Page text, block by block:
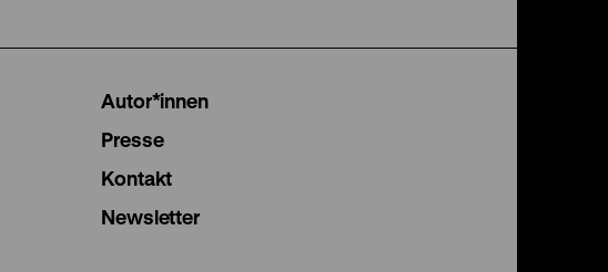
Autor*innen
Presse
Kontakt
Newsletter